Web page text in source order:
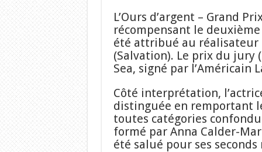
L’Ours d’argent – Grand
récompensant le
été attribué au
(Salvation). Le prix du jury
Sea, signé par l’Américain
Côté interprétation,
distinguée en remportant
toutes catégories
formé par Anna Calder-
été salué pour ses seconds